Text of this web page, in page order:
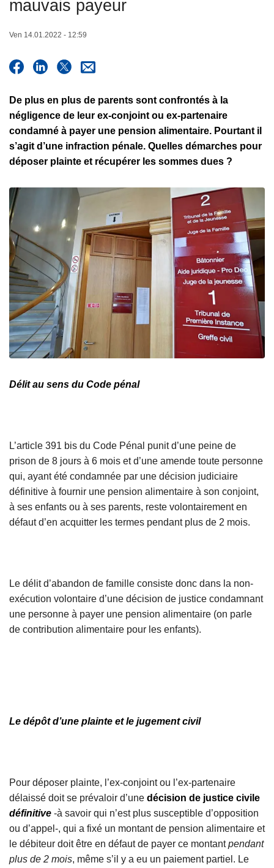
mauvais payeur
Ven 14.01.2022 - 12:59
De plus en plus de parents sont confrontés à la
négligence de leur ex-conjoint ou ex-partenaire
condamné à payer une pension alimentaire. Pourtant il
s’agit d’une infraction pénale. Quelles démarches pour
déposer plainte et récupérer les sommes dues ?
Délit au sens du Code pénal
L’article 391 bis du Code Pénal punit d’une peine de
prison de 8 jours à 6 mois et d’une amende toute personne
qui, ayant été condamnée par une décision judiciaire
définitive à fournir une pension alimentaire à son conjoint,
à ses enfants ou à ses parents, reste volontairement en
défaut d’en acquitter les termes pendant plus de 2 mois.
Le délit d’abandon de famille consiste donc dans la non-
exécution volontaire d’une décision de justice condamnant
une personne à payer une pension alimentaire (on parle
de contribution alimentaire pour les enfants).
Le dépôt d’une plainte et le jugement civil
Pour déposer plainte, l’ex-conjoint ou l’ex-partenaire
délaissé doit se prévaloir d’une décision de justice civile
définitive -à savoir qui n’est plus susceptible d’opposition
ou d’appel-, qui a fixé un montant de pension alimentaire et
le débiteur doit être en défaut de payer ce montantpendant
plus de 2 mois, même s’il y a eu un paiement partiel. Le